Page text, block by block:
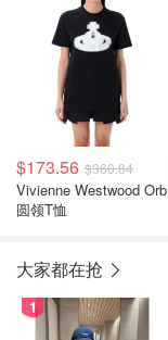
$173.56 $360.84
Vivienne Westwood Orb
圆领T恤
大家都在抢
1